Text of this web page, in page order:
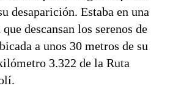
desaparición. Estaba en una
descansan los serenos de
a unos 30 metros de su
3.322 de la Ruta